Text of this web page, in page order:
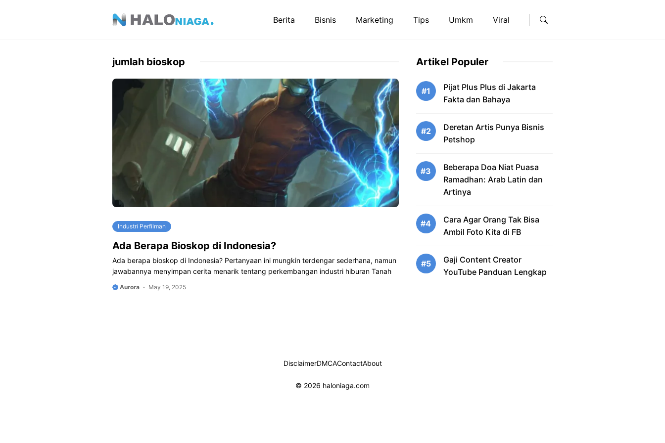
Berita Bisnis Marketing Tips Umkm Viral
jumlah bioskop
Industri Perfilman
Ada Berapa Bioskop di Indonesia?
Ada berapa bioskop di Indonesia? Pertanyaan ini mungkin terdengar sederhana, namun
jawabannya menyimpan cerita menarik tentang perkembangan industri hiburan Tanah
Aurora May 19, 2025
Artikel Populer
#1
Pijat Plus Plus di Jakarta
Fakta dan Bahaya
#2
Deretan Artis Punya Bisnis
Petshop
#3
Beberapa Doa Niat Puasa
Ramadhan: Arab Latin dan
Artinya
#4
Cara Agar Orang Tak Bisa
Ambil Foto Kita di FB
#5
Gaji Content Creator
YouTube Panduan Lengkap
DisclaimerDMCAContactAbout
© 2026 haloniaga.com